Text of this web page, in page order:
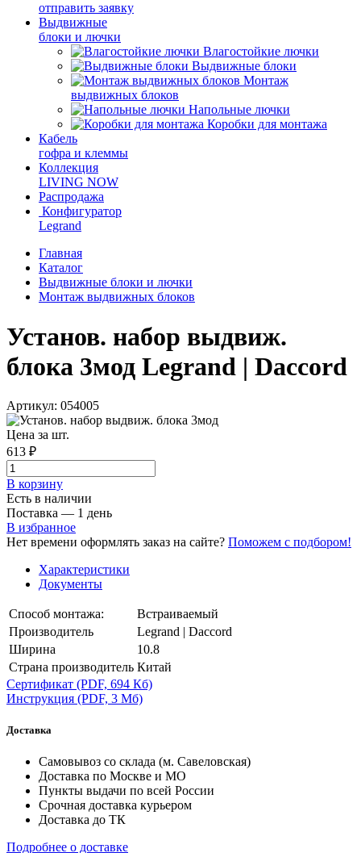
отправить заявку
Выдвижные
блоки и лючки
Влагостойкие лючки
Выдвижные блоки
Монтаж
выдвижных блоков
Напольные лючки
Коробки для монтажа
Кабель
гофра и клеммы
Коллекция
LIVING NOW
Распродажа
Конфигуратор
Legrand
Главная
Каталог
Выдвижные блоки и лючки
Монтаж выдвижных блоков
Установ. набор выдвиж.
блока 3мод Legrand | Daccord
Артикул: 054005
Цена за шт.
613 ₽
В корзинy
Есть в наличии
Поставка — 1 день
В избранное
Нет времени оформлять заказ на сайте? Поможем с подбором!
Характеристики
Документы
Способ монтажа:
Встраиваемый
Производитель
Legrand | Daccord
Ширина
10.8
Страна производитель Китай
Сертификат (PDF, 694 Кб)
Инструкция (PDF, 3 Мб)
Доставка
Самовывоз со склада (м. Савеловская)
Доставка по Москве и МО
Пункты выдачи по всей России
Срочная доставка курьером
Доставка до ТК
Подробнее о доставке